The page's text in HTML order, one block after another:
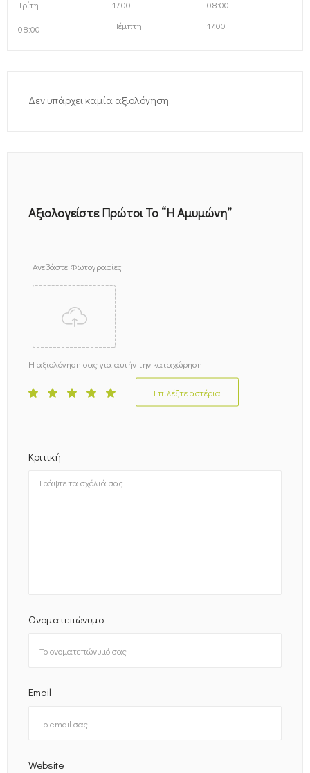
Τρίτη
08:00
17:00
Πέμπτη
08:00
17:00
Δεν υπάρχει καμία αξιολόγηση.
Αξιολογείστε Πρώτοι Το “Η Αμυμώνη”
Ανεβάστε Φωτογραφίες
Η αξιολόγηση σας για αυτήν την καταχώρηση
Επιλέξτε αστέρια
Κριτική
Ονοματεπώνυμο
Email
Website